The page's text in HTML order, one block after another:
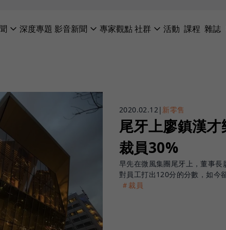
深度專題 影音新聞 專家觀點社群 活動 課程 雜誌
2020.02.12| 新零售
尾牙上廖鎮漢
裁員30%
早先在微風集團尾牙上，董事
對員工打出120分的分數，如今
＃裁員